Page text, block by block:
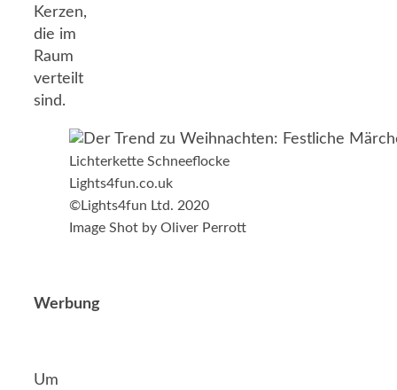
Kerzen,
die im
Raum
verteilt
sind.
Lichterkette Schneeflocke
Lights4fun.co.uk
©Lights4fun Ltd. 2020
Image Shot by Oliver Perrott
Werbung
Um